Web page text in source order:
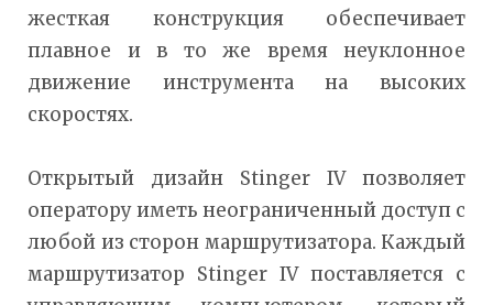
жесткая конструкция обеспечивает
плавное и в то же время неуклонное
движение инструмента на высоких
скоростях.
Открытый дизайн Stinger IV позволяет
оператору иметь неограниченный доступ с
любой из сторон маршрутизатора. Каждый
маршрутизатор Stinger IV поставляется с